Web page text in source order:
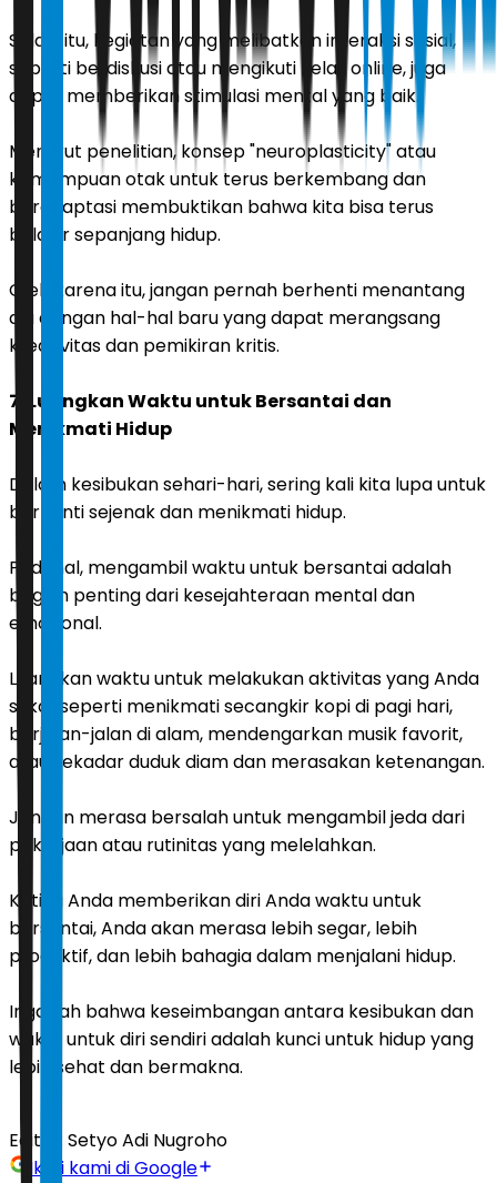
Selain itu, kegiatan yang melibatkan interaksi sosial,
seperti berdiskusi atau mengikuti kelas online, juga
dapat memberikan stimulasi mental yang baik.
Menurut penelitian, konsep "neuroplasticity" atau
kemampuan otak untuk terus berkembang dan
beradaptasi membuktikan bahwa kita bisa terus
belajar sepanjang hidup.
Oleh karena itu, jangan pernah berhenti menantang
diri dengan hal-hal baru yang dapat merangsang
kreativitas dan pemikiran kritis.
7. Luangkan Waktu untuk Bersantai dan
Menikmati Hidup
Dalam kesibukan sehari-hari, sering kali kita lupa untuk
berhenti sejenak dan menikmati hidup.
Padahal, mengambil waktu untuk bersantai adalah
bagian penting dari kesejahteraan mental dan
emosional.
Luangkan waktu untuk melakukan aktivitas yang Anda
sukai, seperti menikmati secangkir kopi di pagi hari,
berjalan-jalan di alam, mendengarkan musik favorit,
atau sekadar duduk diam dan merasakan ketenangan.
Jangan merasa bersalah untuk mengambil jeda dari
pekerjaan atau rutinitas yang melelahkan.
Ketika Anda memberikan diri Anda waktu untuk
bersantai, Anda akan merasa lebih segar, lebih
produktif, dan lebih bahagia dalam menjalani hidup.
Ingatlah bahwa keseimbangan antara kesibukan dan
waktu untuk diri sendiri adalah kunci untuk hidup yang
lebih sehat dan bermakna.
Editor: Setyo Adi Nugroho
Ikuti kami di Google